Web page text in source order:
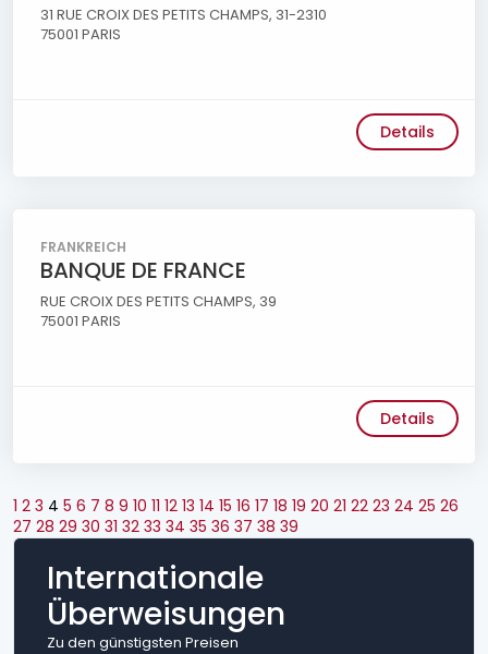
31 RUE CROIX DES PETITS CHAMPS, 31-2310
75001 PARIS
Details
FRANKREICH
BANQUE DE FRANCE
RUE CROIX DES PETITS CHAMPS, 39
75001 PARIS
Details
1 2 3 4 5 6 7 8 9 10 11 12 13 14 15 16 17 18 19 20 21 22 23 24 25 26
27 28 29 30 31 32 33 34 35 36 37 38 39
Internationale
Überweisungen
Zu den günstigsten Preisen